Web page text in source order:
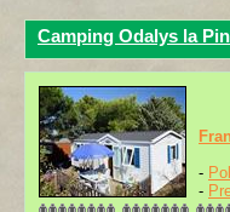
Camping Odalys la
-
-